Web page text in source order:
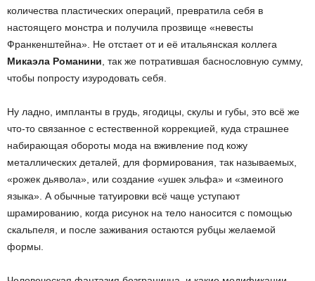
количества пластических операций, превратила себя в
настоящего монстра и получила прозвище «невесты
Франкенштейна». Не отстает от и её итальянская коллега
Микаэла Романини , так же потратившая баснословную сумму,
чтобы попросту изуродовать себя.
Ну ладно, импланты в грудь, ягодицы, скулы и губы, это всё же
что-то связанное с естественной коррекцией, куда страшнее
набирающая обороты мода на вживление под кожу
металлических деталей, для формирования, так называемых,
«рожек дьявола», или создание «ушек эльфа» и «змеиного
языка». А обычные татуировки всё чаще уступают
шрамированию, когда рисунок на тело наносится с помощью
скальпеля, и после заживания остаются рубцы желаемой
формы.